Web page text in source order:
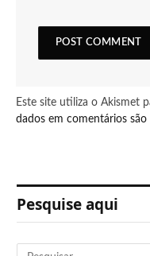
Este site utiliza o Akismet
dados em comentários são
Pesquise aqui